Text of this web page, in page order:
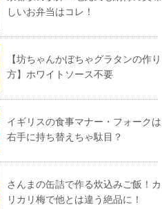
しいお弁当はコレ！
【坊ちゃんかぼちゃグラタンの作り
方】ホワイトソース不要
イギリスの食事マナー・フォークは
右手に持ち替えちゃ駄目？
さんまの缶詰で作る炊込みご飯！カ
リカリ梅で他とは違う絶品に！